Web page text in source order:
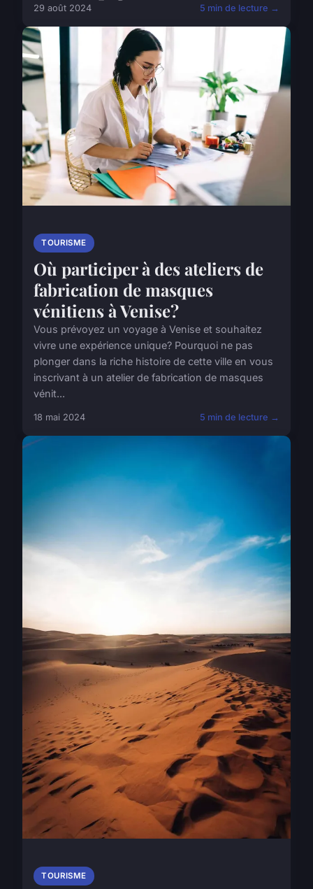
29 août 2024 5 min de lecture →
TOURISME
Où participer à des ateliers de
fabrication de masques
vénitiens à Venise?
Vous prévoyez un voyage à Venise et souhaitez
vivre une expérience unique? Pourquoi ne pas
plonger dans la riche histoire de cette ville en vous
inscrivant à un atelier de fabrication de masques
vénit...
18 mai 2024 5 min de lecture →
TOURISME